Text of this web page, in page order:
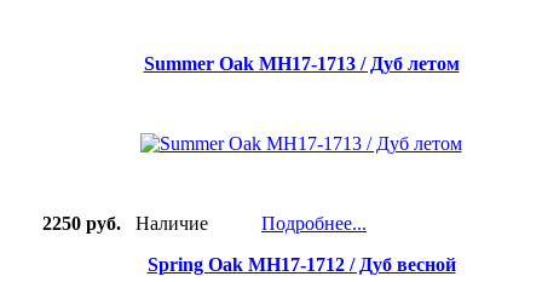
Summer Oak MH17-1713 / Дуб летом
2250 руб. Наличие
Подробнее...
Spring Oak MH17-1712 / Дуб весной